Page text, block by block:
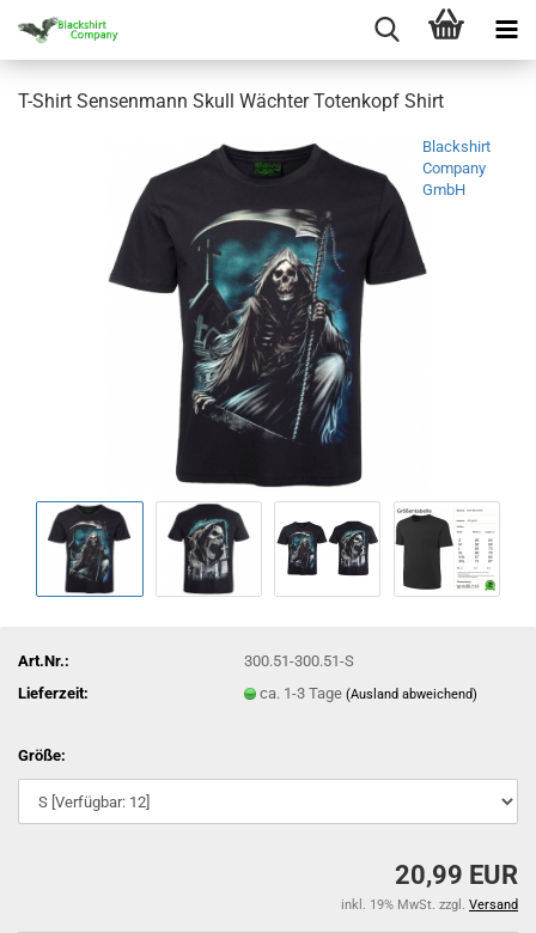
T-Shirt Sensenmann Skull Wächter Totenkopf Shirt
Blackshirt
Company
GmbH
Art.Nr.:
300.51-300.51-S
Lieferzeit:
ca. 1-3 Tage(Ausland abweichend)
Größe:
20,99 EUR
inkl. 19% MwSt. zzgl. Versand